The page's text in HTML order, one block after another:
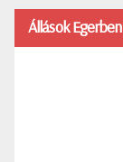
Állások Egerben